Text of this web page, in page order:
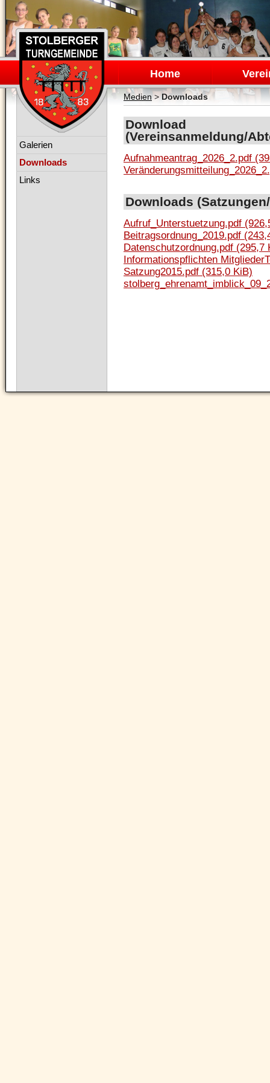
Navigation
überspringen
Home
Medien>Downloads
Download
(Vereinsanmeldung/
Aufnahmeantrag_2026_2.pdf
Downloads
Aufruf_Unterstuetzung.pdf
Beitragsordnung_2019.pdf
Datenschutzordnung.pdf (295,7
Informationspflichten
Satzung2015.pdf (315,0 KiB)
Navigation
Galerien
Downloads
Links
Navigation